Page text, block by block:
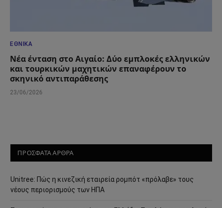
ΕΘΝΙΚΆ
Νέα ένταση στο Αιγαίο: Δύο εμπλοκές ελληνικών
και τουρκικών μαχητικών επαναφέρουν το
σκηνικό αντιπαράθεσης
23/06/2026
ΠΡΟΣΦΑΤΑ ΑΡΘΡΑ
Unitree: Πώς η κινεζική εταιρεία ρομπότ «πρόλαβε» τους
νέους περιορισμούς των ΗΠΑ